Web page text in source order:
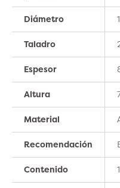
Diámetro
Taladro
Espesor
Altura
Material
Recomendación
Contenido 1